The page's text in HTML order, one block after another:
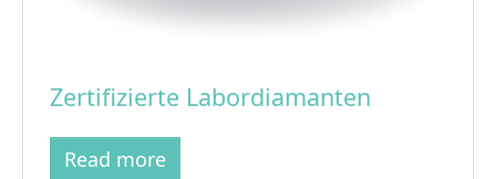
Zertifizierte Labordiamanten
Read more